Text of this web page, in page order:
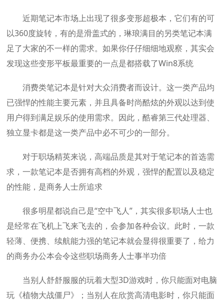
近期笔记本市场上出现了很多变形超极本，它们有的可
以360度旋转，有的是滑盖式的，琳琅满目的另类笔记本满
足了大家的不一样的需求。如果你仔仔细细地观察，其实会
发现这些变形平板最重要的一点是都搭载了Win8系统
消费类笔记本是针对大众消费者而设计。这一类产品均
已强悍的性能主要元素，并且具备时尚酷炫的外观以达到使
用户得到满足娱乐的使用需求。因此，酷睿第三代处理器、
独立显卡都是这一类产品中必不可少的一部分。
对于职场精英来说，高端品质是其对于笔记本的首选需
求，一款笔记本是否拥有高档的外观，强悍的配置以及稳定
的性能，是商务人士所追求
很多明星都说自己是“空中飞人”，其实很多职场人士也
是经常在飞机上飞来飞去的，会参加各种会议。此时，一款
轻薄、便携、续航能力强的笔记本就会显得很重要了，给力
的商务办公本会令这些职场商务人士事半功倍
当别人舒舒服服的玩着大型3D游戏时，你只能面对电脑
玩《植物大战僵尸》；当别人在欣赏高清电影时，你只能面